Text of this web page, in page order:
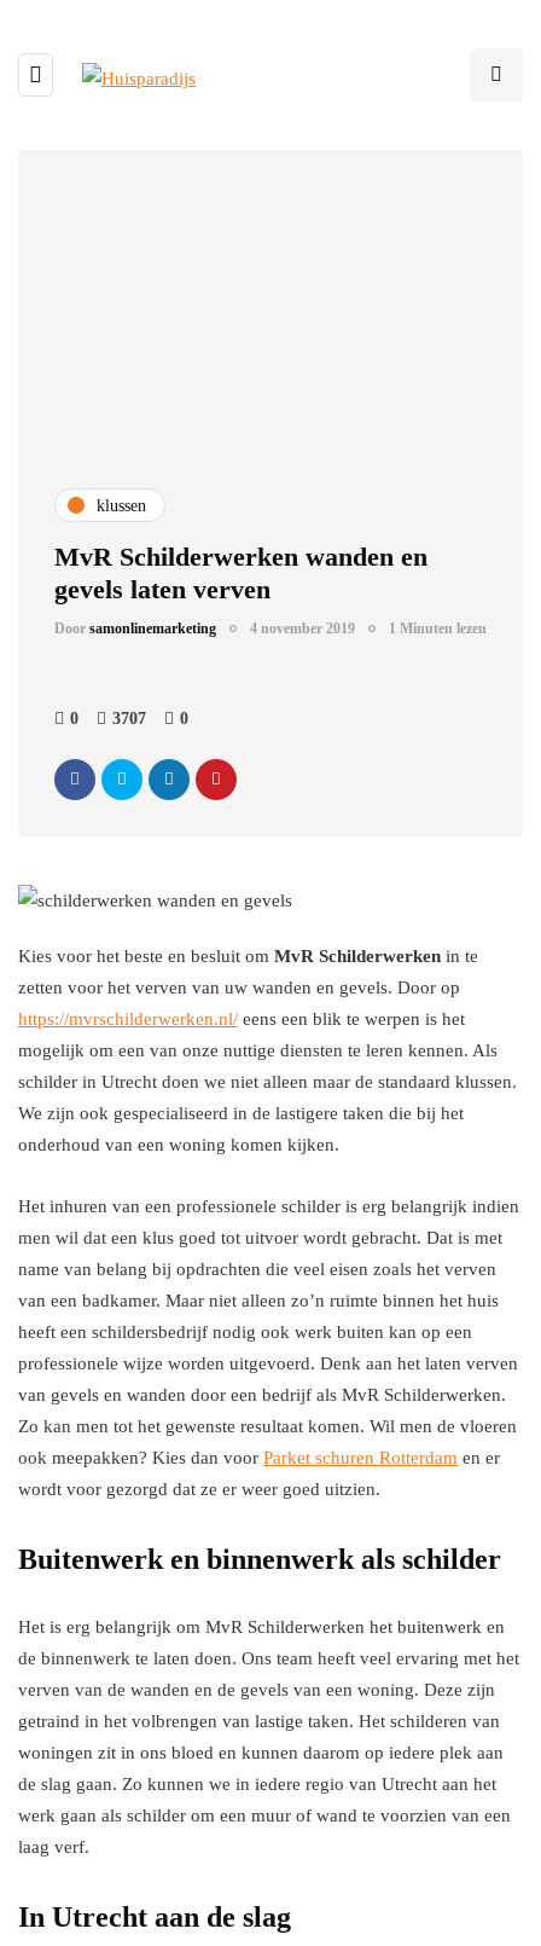
klussen
MvR Schilderwerken wanden en
gevels laten verven
Door samonlinemarketing 4 november 2019 1 Minuten lezen
0 3707 0
Kies voor het beste en besluit om MvR Schilderwerken in te
zetten voor het verven van uw wanden en gevels. Door op
https://mvrschilderwerken.nl/ eens een blik te werpen is het
mogelijk om een van onze nuttige diensten te leren kennen. Als
schilder in Utrecht doen we niet alleen maar de standaard klussen.
We zijn ook gespecialiseerd in de lastigere taken die bij het
onderhoud van een woning komen kijken.
Het inhuren van een professionele schilder is erg belangrijk indien
men wil dat een klus goed tot uitvoer wordt gebracht. Dat is met
name van belang bij opdrachten die veel eisen zoals het verven
van een badkamer. Maar niet alleen zo’n ruimte binnen het huis
heeft een schildersbedrijf nodig ook werk buiten kan op een
professionele wijze worden uitgevoerd. Denk aan het laten verven
van gevels en wanden door een bedrijf als MvR Schilderwerken.
Zo kan men tot het gewenste resultaat komen. Wil men de vloeren
ook meepakken? Kies dan voor Parket schuren Rotterdam en er
wordt voor gezorgd dat ze er weer goed uitzien.
Buitenwerk en binnenwerk als schilder
Het is erg belangrijk om MvR Schilderwerken het buitenwerk en
de binnenwerk te laten doen. Ons team heeft veel ervaring met het
verven van de wanden en de gevels van een woning. Deze zijn
getraind in het volbrengen van lastige taken. Het schilderen van
woningen zit in ons bloed en kunnen daarom op iedere plek aan
de slag gaan. Zo kunnen we in iedere regio van Utrecht aan het
werk gaan als schilder om een muur of wand te voorzien van een
laag verf.
In Utrecht aan de slag